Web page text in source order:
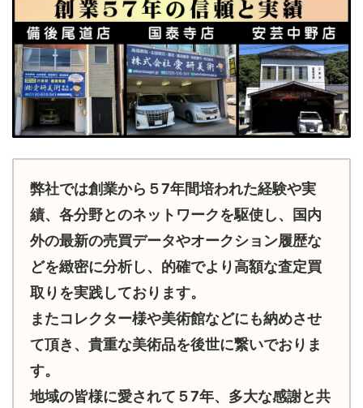
弊社では創業から５7年間培われた経験や実
績、各分野とのネットワークを駆使し、国内
外の最新の売買データやオークション履歴な
どを緻密に分析し、的確でより高額な査定買
取りを実践しております。
またコレクター様や美術館などにも納めさせ
て頂き、貴重な美術品を後世に繋いでおりま
す。
地域の皆様に愛されて５7年、多大な感謝と共